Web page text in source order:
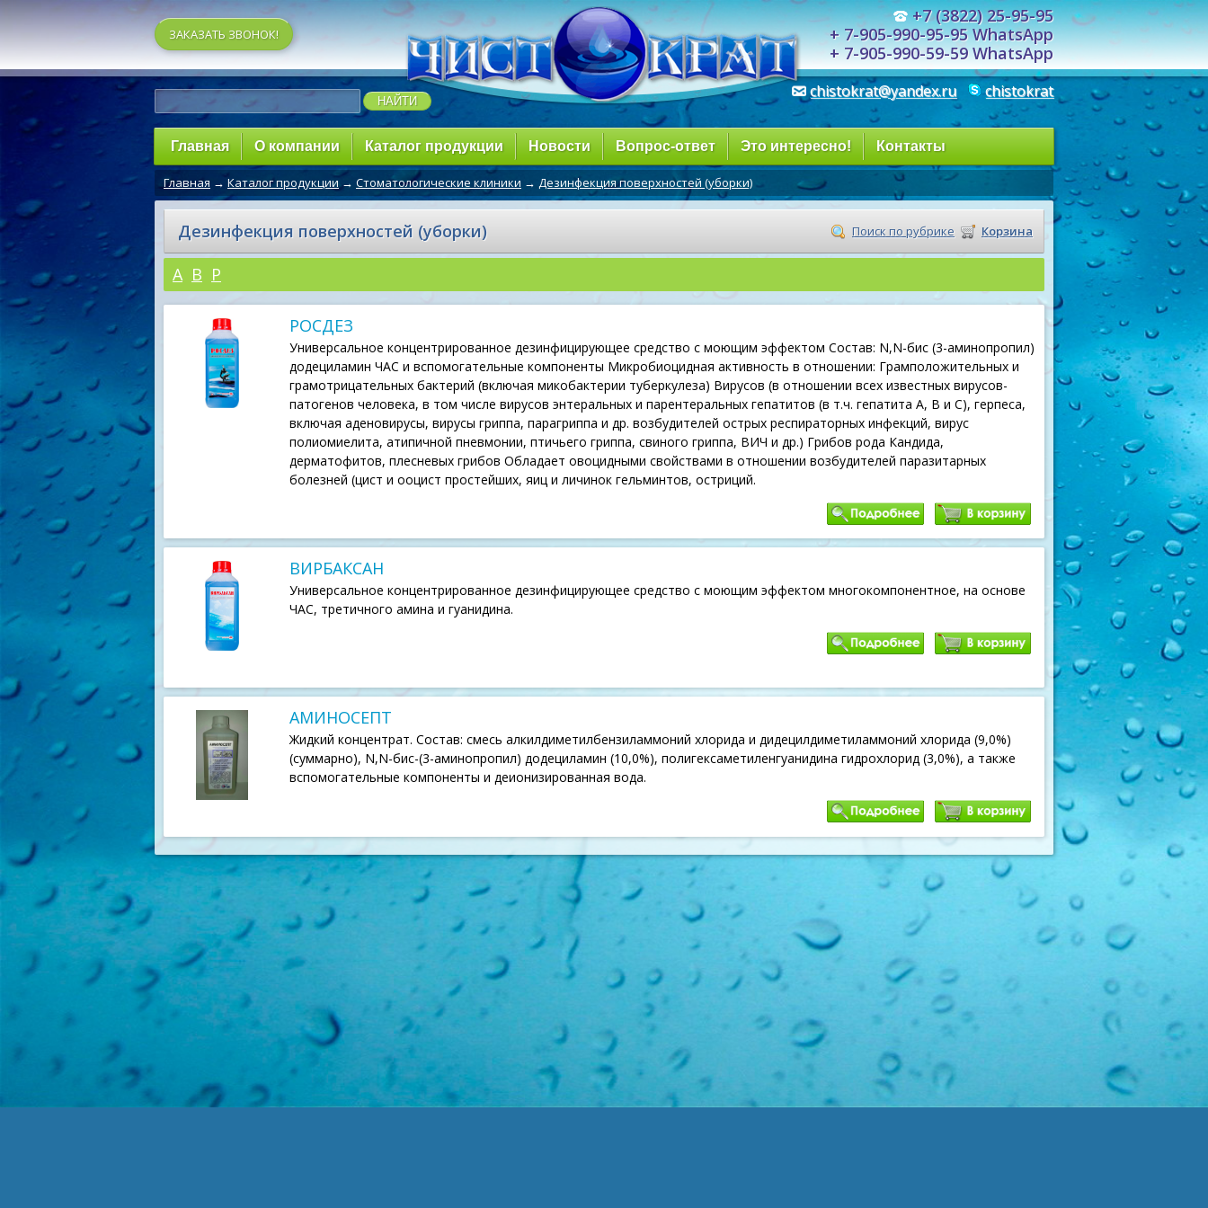
+7 (3822) 25-95-95
+ 7-905-990-95-95 WhatsApp
+ 7-905-990-59-59 WhatsApp
chistokrat@yandex.ru chistokrat
ЗАКАЗАТЬ ЗВОНОК!
Главная О компании Каталог продукции Новости Вопрос-ответ Это интересно! Контакты
Главная → Каталог продукции→ Стоматологические клиники → Дезинфекция поверхностей (уборки)
Поиск по рубрике Корзина
Дезинфекция поверхностей (уборки)
А В Р
РОСДЕЗ
Универсальное концентрированное дезинфицирующее средство с моющим эффектом Состав: N,N-бис (3-аминопропил)
додециламин ЧАС и вспомогательные компоненты Микробиоцидная активность в отношении: Грамположительных и
грамотрицательных бактерий (включая микобактерии туберкулеза) Вирусов (в отношении всех известных вирусов-
патогенов человека, в том числе вирусов энтеральных и парентеральных гепатитов (в т.ч. гепатита А, В и С), герпеса,
включая аденовирусы, вирусы гриппа, парагриппа и др. возбудителей острых респираторных инфекций, вирус
полиомиелита, атипичной пневмонии, птичьего гриппа, свиного гриппа, ВИЧ и др.) Грибов рода Кандида,
дерматофитов, плесневых грибов Обладает овоцидными свойствами в отношении возбудителей паразитарных
болезней (цист и ооцист простейших, яиц и личинок гельминтов, остриций.
ВИРБАКСАН
Универсальное концентрированное дезинфицирующее средство с моющим эффектом многокомпонентное, на основе
ЧАС, третичного амина и гуанидина.
АМИНОСЕПТ
Жидкий концентрат. Состав: смесь алкилдиметилбензиламмоний хлорида и дидецилдиметиламмоний хлорида (9,0%)
(суммарно), N,N-бис-(3-аминопропил) додециламин (10,0%), полигексаметиленгуанидина гидрохлорид (3,0%), а также
вспомогательные компоненты и деионизированная вода.